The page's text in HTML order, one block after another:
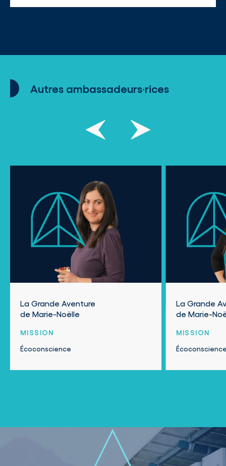
Autres ambassadeurs·rices
La Grande Aventure
de Marie-Noëlle
MISSION
Écoconscience
La Grande
de Marie-
MISSION